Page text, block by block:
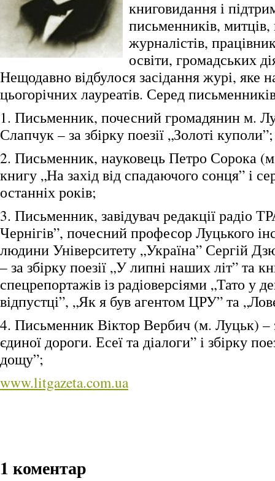
книговидання і
письменників, митців,
журналістів,
освіти, громадських
Нещодавно відбулося засідання журі, яке
цьогорічних лауреатів. Серед
1. Письменник, почесний громадянин м.
Слапчук – за збірку поезії „Золоті куполи”;
2. Письменник, науковець Петро Сорока
книгу „На захід від спадаючого сонця” і
останніх років;
3. Письменник, завідувач редакції радіо
Чернігів”, почесний професор Луцького
людини Університету „Україна” Сергій
– за збірку поезії „У липні наших літ” та
спецрепортажів із радіоверсіями „Тато у
відпустці”, „Як я був агентом ЦРУ” та
4. Письменник Віктор Вербич (м. Луцьк) –
єдиної дороги. Есеї та діалоги” і збірку
дощу”;
www.litgazeta.com.ua
1 коментар